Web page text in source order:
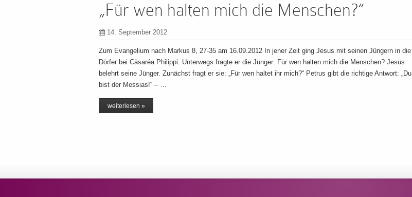
„Für wen halten mich die Menschen?“
14. September 2012
Zum Evangelium nach Markus 8, 27-35 am 16.09.2012 In jener Zeit ging Jesus mit seinen Jüngern in die
Dörfer bei Cäsaréa Philippi. Unterwegs fragte er die Jünger: Für wen halten mich die Menschen? Jesus
belehrt seine Jünger. Zunächst fragt er sie: „Für wen haltet ihr mich?“ Petrus gibt die richtige Antwort: „Du
bist der Messias!“ – …
weiterlesen »